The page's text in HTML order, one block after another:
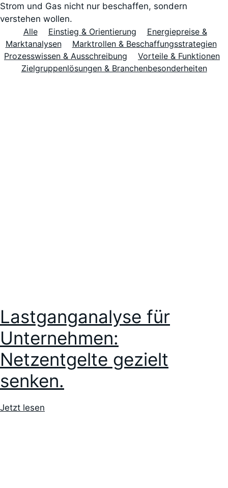
Strom und Gas nicht nur beschaffen, sondern
verstehen wollen.
Alle
Einstieg & Orientierung
Energiepreise &
Marktanalysen
Marktrollen & Beschaffungsstrategien
Prozesswissen & Ausschreibung
Vorteile & Funktionen
Zielgruppenlösungen & Branchenbesonderheiten
Lastganganalyse für
Unternehmen:
Netzentgelte gezielt
senken.
Jetzt lesen